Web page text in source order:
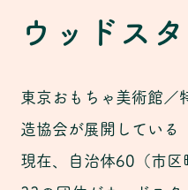
ウッドス
東京おもちゃ美術館／
造協会が展開している
現在、自治体60（市